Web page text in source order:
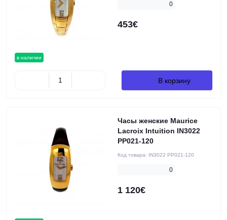
в наличии
0
453€
В корзину
Часы женские Maurice
Lacroix Intuition IN3022
PP021-120
Код товара: IN3022 PP021-120
0
1 120€